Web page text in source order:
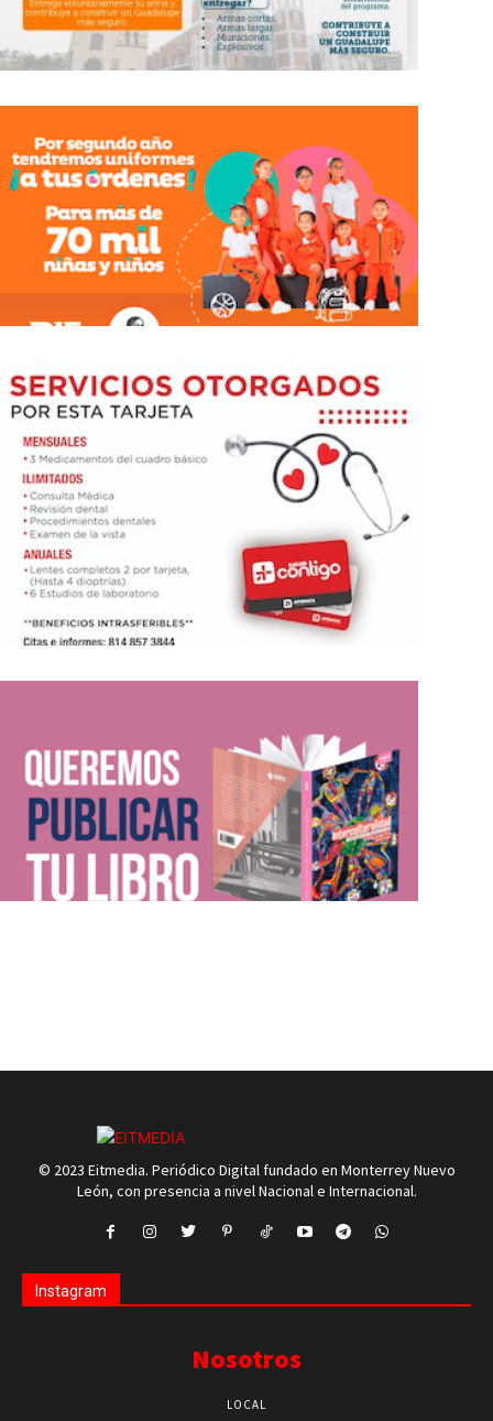
© 2023 Eitmedia. Periódico Digital fundado en Monterrey Nuevo
León, con presencia a nivel Nacional e Internacional.
Instagram
Nosotros
LOCAL